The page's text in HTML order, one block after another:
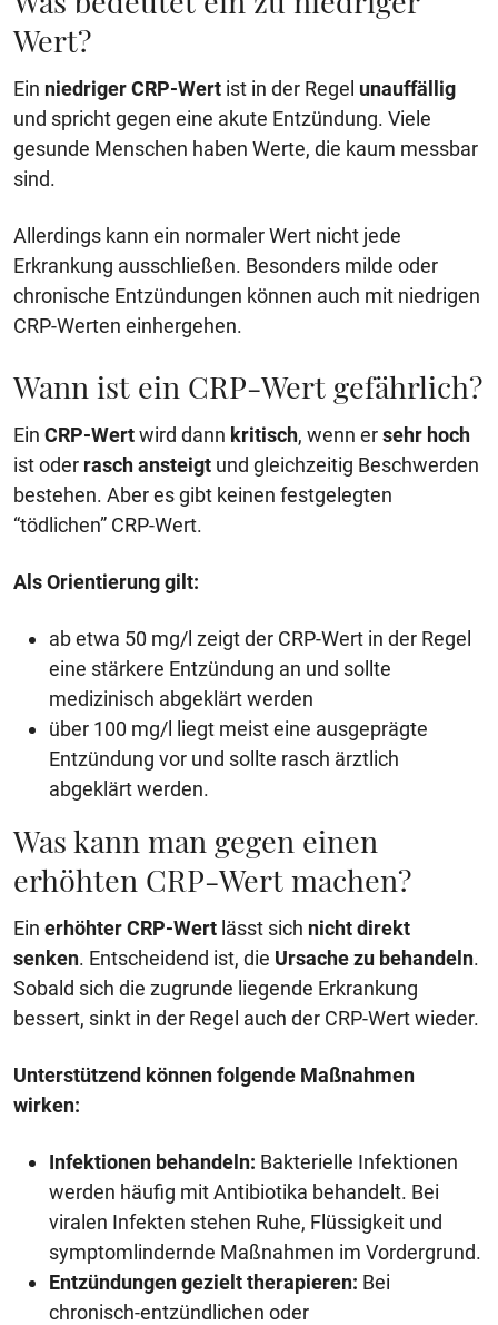
Wert?
Ein niedriger CRP-Wert ist in der Regel unauffällig
und spricht gegen eine akute Entzündung. Viele
gesunde Menschen haben Werte, die kaum messbar
sind.
Allerdings kann ein normaler Wert nicht jede
Erkrankung ausschließen. Besonders milde oder
chronische Entzündungen können auch mit niedrigen
CRP-Werten einhergehen.
Wann ist ein CRP-Wert gefährlich?
Ein CRP-Wertwird dann kritisch, wenn ersehr hoch
ist oder rasch ansteigt und gleichzeitig Beschwerden
bestehen. Aber es gibt keinen festgelegten
“tödlichen” CRP-Wert.
Als Orientierung gilt:
ab etwa 50 mg/l zeigt der CRP-Wert in der Regel
eine stärkere Entzündung an und sollte
medizinisch abgeklärt werden
über 100 mg/l liegt meist eine ausgeprägte
Entzündung vor und sollte rasch ärztlich
abgeklärt werden.
Was kann man gegen einen
erhöhten CRP-Wert machen?
Ein erhöhter CRP-Wert lässt sich nicht direkt
senken. Entscheidend ist, die Ursache zu behandeln.
Sobald sich die zugrunde liegende Erkrankung
bessert, sinkt in der Regel auch der CRP-Wert wieder.
Unterstützend können folgende Maßnahmen
wirken:
Infektionen behandeln: Bakterielle Infektionen
werden häufig mit Antibiotika behandelt. Bei
viralen Infekten stehen Ruhe, Flüssigkeit und
symptomlindernde Maßnahmen im Vordergrund.
Entzündungen gezielt therapieren: Bei
chronisch-entzündlichen oder